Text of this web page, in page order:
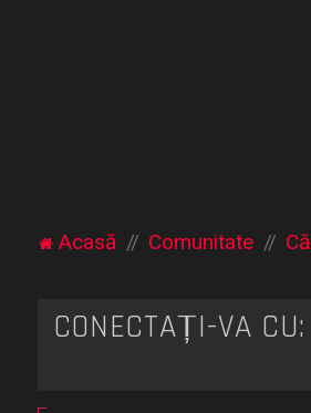
Acasă Comunitate
CONECTAȚI-VĂ CU: